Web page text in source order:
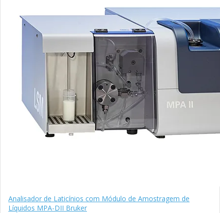
Analisador de Laticínios com Módulo de Amostragem de
Líquidos MPA-DII Bruker